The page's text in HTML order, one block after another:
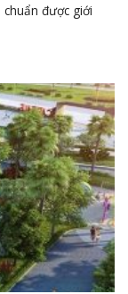
được giới